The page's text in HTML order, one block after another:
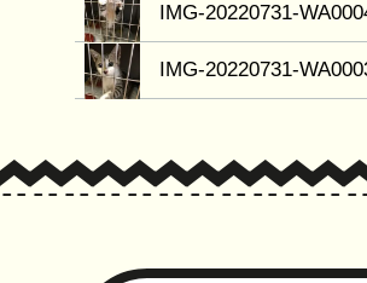
IMG-20220731-
IMG-20220731-